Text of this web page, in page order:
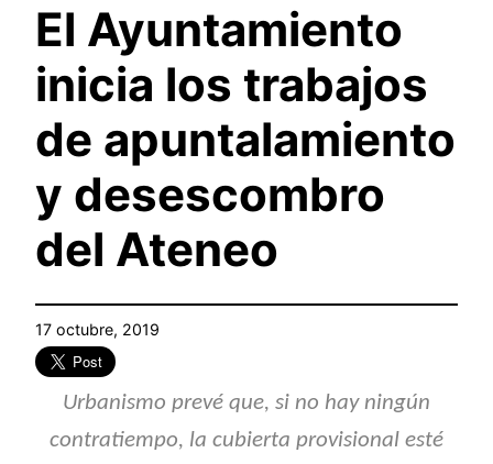
El Ayuntamiento
inicia los trabajos
de apuntalamiento
y desescombro
del Ateneo
17 octubre, 2019
Urbanismo prevé que, si no hay ningún
contratiempo, la cubierta provisional esté